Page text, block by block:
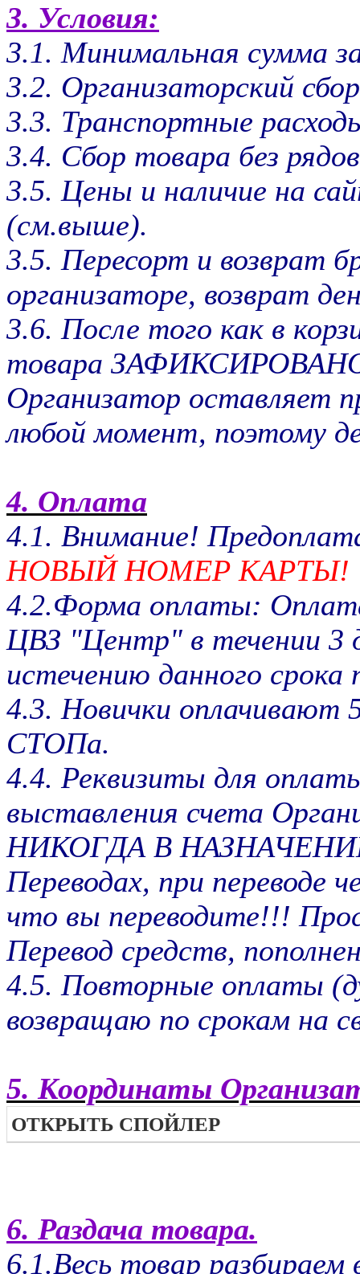
3. Условия:
3.1. Минимальная сумма
3.2. Организаторский
3.3. Транспортные
3.4. Сбор товара без
3.5. Цены и наличие на
(см.выше).
3.5. Пересорт и возврат
организаторе, возврат
3.6. После того как в
товара ЗАФИКСИРОВАНО
Организатор оставляет
любой момент, поэтому
4. Оплата
4.1. Внимание!
НОВЫЙ НОМЕР КАРТЫ!
4.2.Форма оплаты:
ЦВЗ "Центр" в течении 3
истечению данного
4.3. Новички оплачивают
СТОПа.
4.4. Реквизиты для
выставления счета
НИКОГДА В
Переводах, при переводе
что вы переводите!!!
Перевод средств,
4.5. Повторные оплаты
возвращаю по срокам на
5. Координаты
ОТКРЫТЬ СПОЙЛЕР
6. Раздача товара.
6.1.Весь товар